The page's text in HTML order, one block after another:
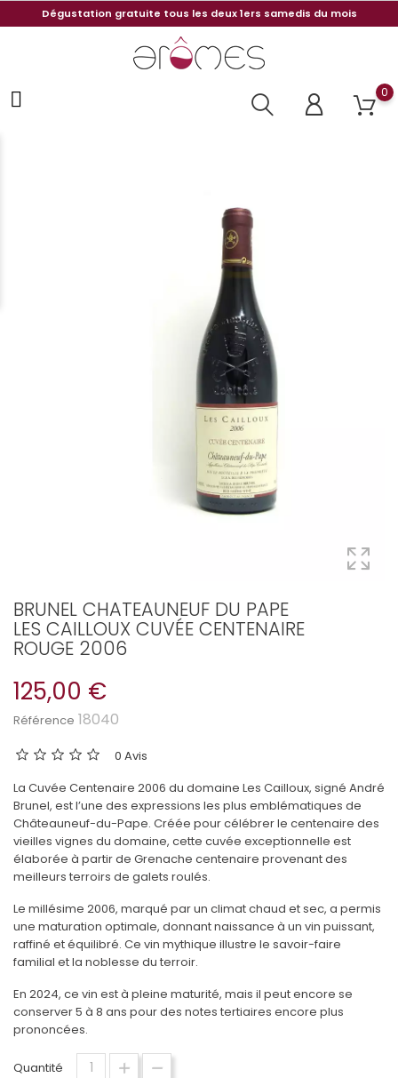
Dégustation gratuite tous les deux 1ers samedis du mois
0
BRUNEL CHATEAUNEUF DU PAPE
LES CAILLOUX CUVÉE CENTENAIRE
ROUGE 2006
125,00 €
Référence 18040
0 Avis
La Cuvée Centenaire 2006 du domaine Les Cailloux, signé André
Brunel, est l’une des expressions les plus emblématiques de
Châteauneuf-du-Pape. Créée pour célébrer le centenaire des
vieilles vignes du domaine, cette cuvée exceptionnelle est
élaborée à partir de Grenache centenaire provenant des
meilleurs terroirs de galets roulés.
Le millésime 2006, marqué par un climat chaud et sec, a permis
une maturation optimale, donnant naissance à un vin puissant,
raffiné et équilibré. Ce vin mythique illustre le savoir-faire
familial et la noblesse du terroir.
En 2024, ce vin est à pleine maturité, mais il peut encore se
conserver 5 à 8 ans pour des notes tertiaires encore plus
prononcées.
Quantité